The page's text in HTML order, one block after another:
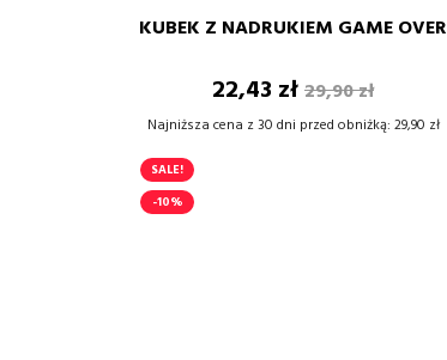
KUBEK Z NADRUKIEM GAME OVER
Cena
22,43 złCena
podstawowa
29,90 zł
Najniższa cena z 30 dni przed obniżką: 29,90 zł
– +
DODAJ DO KOSZYKA
SALE!
-10%